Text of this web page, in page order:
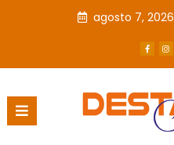
agosto 7, 2026
Página inicial